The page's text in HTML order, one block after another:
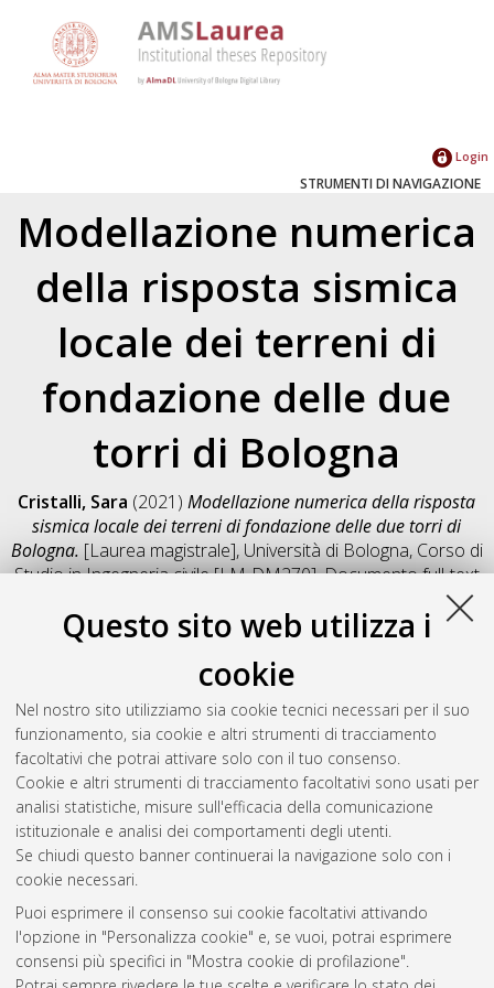
Questo sito web utilizza i
cookie
Nel nostro sito utilizziamo sia cookie tecnici necessari per il suo
funzionamento, sia cookie e altri strumenti di tracciamento
facoltativi che potrai attivare solo con il tuo consenso.
Cookie e altri strumenti di tracciamento facoltativi sono usati per
analisi statistiche, misure sull'efficacia della comunicazione
istituzionale e analisi dei comportamenti degli utenti.
Se chiudi questo banner continuerai la navigazione solo con i
cookie necessari.
Puoi esprimere il consenso sui cookie facoltativi attivando
l'opzione in "Personalizza cookie" e, se vuoi, potrai esprimere
consensi più specifici in "Mostra cookie di profilazione".
Login
STRUMENTI DI NAVIGAZIONE
Modellazione numerica
della risposta sismica
locale dei terreni di
fondazione delle due
torri di Bologna
Cristalli, Sara (2021)Modellazione numerica della risposta
sismica locale dei terreni di fondazione delle due torri di
Bologna. [Laurea magistrale], Università di Bologna, Corso di
Studio inIngegneria civile [LM-DM270], Documento full-text
Salva citazione
Condividi
Il full-text non è disponibile per scelta dell'autore. (
Abstract
Altri metadati
Gestione del documento:
Atom
Rss 1.0